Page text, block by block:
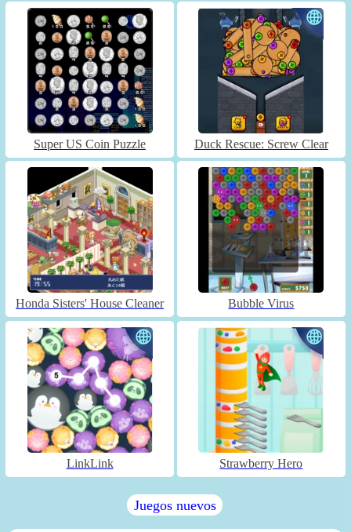
Super US Coin Puzzle Duck Rescue: Screw Clear
Honda Sisters' House Cleaner Bubble Virus
LinkLink Strawberry Hero
Juegos nuevos